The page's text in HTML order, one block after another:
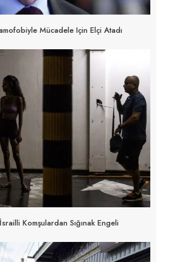
Mücadele Için Elçi Atadı
Komşulardan Sığınak Engeli